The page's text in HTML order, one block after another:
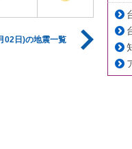
02日)の地震一覧